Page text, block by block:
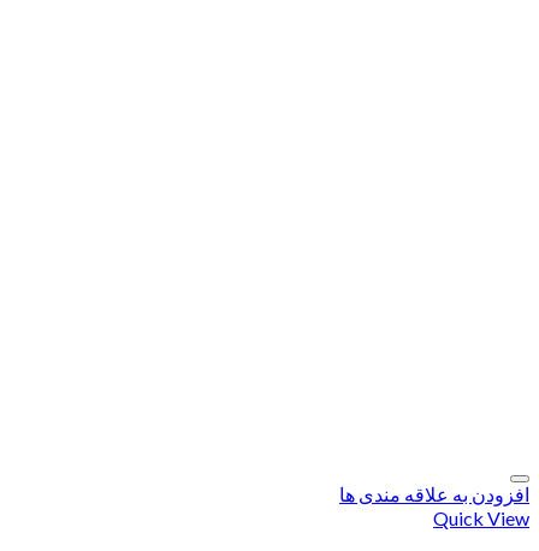
افزودن به علاقه مندی ها
Quick View